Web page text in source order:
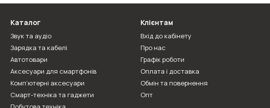
Каталог
Звук та аудіо
Зарядка та кабелі
Автотовари
Аксесуари для смартфонів
Комп’ютерні аксесуари
Смарт-техніка та гаджети
Клієнтам
Вхід до кабінету
Про нас
Графік роботи
Оплата і доставка
Обмін та повернення
Опт